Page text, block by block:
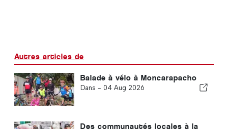
Autres articles de
Balade à vélo à Moncarapacho
Dans - 04 Aug 2026
Des communautés locales à la